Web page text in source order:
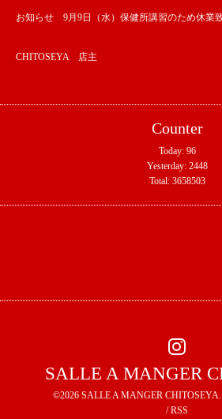
お知らせ 9月9日（水）保健所講習のため休業致
CHITOSEYA 店主
Counter
Today: 96
Yesterday: 2448
Total: 3658503
SALLE A MANGER
©2026 SALLE A MANGER CHITOSEYA
/RSS